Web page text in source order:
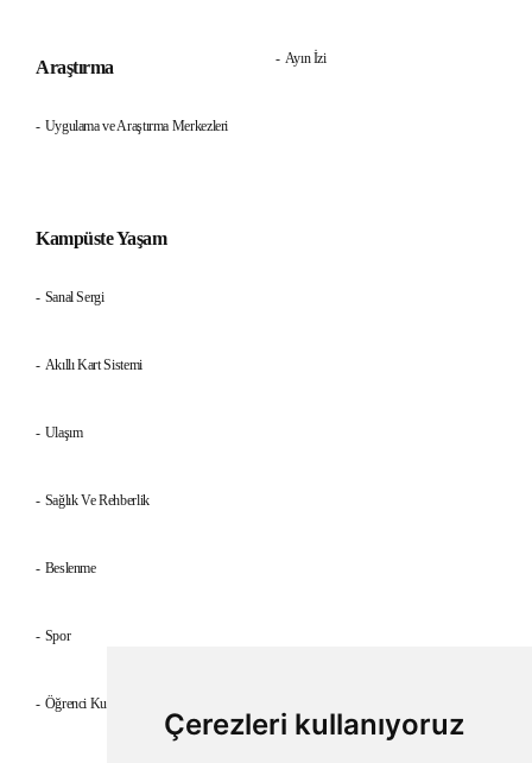
Çerezleri kullanıyoruz
Araştırma
Uygulama ve Araştırma Merkezleri
Ayın İzi
Kampüste Yaşam
Sanal Sergi
Akıllı Kart Sistemi
Ulaşım
Sağlık Ve Rehberlik
Beslenme
Spor
Öğrenci Kulüpleri